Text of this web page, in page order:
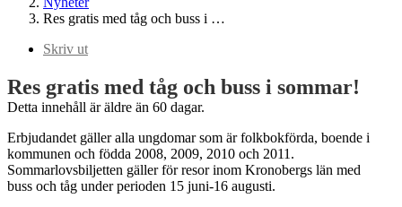
Res gratis med tåg och buss i …
Skriv ut
Res gratis med tåg och buss i sommar!
Detta innehåll är äldre än 60 dagar.
Erbjudandet gäller alla ungdomar som är folkbokförda, boende i
kommunen och födda 2008, 2009, 2010 och 2011.
Sommarlovsbiljetten gäller för resor inom Kronobergs län med
buss och tåg under perioden 15 juni-16 augusti.